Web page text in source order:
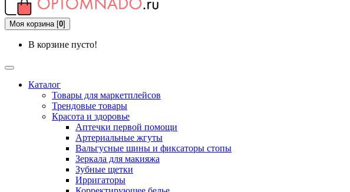
Моя корзина[0]
В корзине пусто!
Каталог
Товары для маркетплейсов
Трендовые товары
Красота и здоровье
Аптечки первой помощи
Артериальные жгуты
Вальгусные шины и фиксаторы стопы
Зеркала для макияжа
Зубные щетки
Ирригаторы